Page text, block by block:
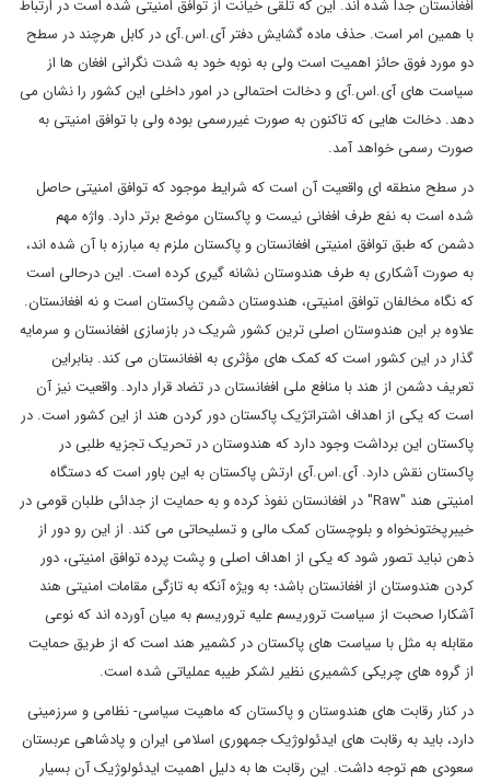
افغانستان جدا شده اند. این که تلقی خیانت از توافق امنیتی شده است در ارتباط
با همین امر است. حذف ماده گشایش دفتر آی.اس.آی در کابل هرچند در سطح
دو مورد فوق حائز اهمیت است ولی به نوبه خود به شدت نگرانی افغان ها از
سیاست های آی.اس.آی و دخالت احتمالی در امور داخلی این کشور را نشان می
دهد. دخالت هایی که تاکنون به صورت غیررسمی بوده ولی با توافق امنیتی به
صورت رسمی خواهد آمد.
در سطح منطقه ای واقعیت آن است که شرایط موجود که توافق امنیتی حاصل
شده است به نفع طرف افغانی نیست و پاکستان موضع برتر دارد. واژه مهم
دشمن که طبق توافق امنیتی افغانستان و پاکستان ملزم به مبارزه با آن شده اند،
به صورت آشکاری به طرف هندوستان نشانه گیری کرده است. این درحالی است
که نگاه مخالفان توافق امنیتی، هندوستان دشمن پاکستان است و نه افغانستان.
علاوه بر این هندوستان اصلی ترین کشور شریک در بازسازی افغانستان و سرمایه
گذار در این کشور است که کمک های مؤثری به افغانستان می کند. بنابراین
تعریف دشمن از هند با منافع ملی افغانستان در تضاد قرار دارد. واقعیت نیز آن
است که یکی از اهداف اشتراتژیک پاکستان دور کردن هند از این کشور است. در
پاکستان این برداشت وجود دارد که هندوستان در تحریک تجزیه طلبی در
پاکستان نقش دارد. آی.اس.آی ارتش پاکستان به این باور است که دستگاه
امنیتی هند "Raw" در افغانستان نفوذ کرده و به حمایت از جدائی طلبان قومی در
خیبرپختونخواه و بلوچستان کمک مالی و تسلیحاتی می کند. از این رو دور از
ذهن نباید تصور شود که یکی از اهداف اصلی و پشت پرده توافق امنیتی، دور
کردن هندوستان از افغانستان باشد؛ به ویژه آنکه به تازگی مقامات امنیتی هند
آشکارا صحبت از سیاست تروریسم علیه تروریسم به میان آورده اند که نوعی
مقابله به مثل با سیاست های پاکستان در کشمیر هند است که از طریق حمایت
از گروه های چریکی کشمیری نظیر لشکر طیبه عملیاتی شده است.
در کنار رقابت های هندوستان و پاکستان که ماهیت سیاسی- نظامی و سرزمینی
دارد، باید به رقابت های ایدئولوژیک جمهوری اسلامی ایران و پادشاهی عربستان
سعودی هم توجه داشت. این رقابت ها به دلیل اهمیت ایدئولوژیک آن بسیار